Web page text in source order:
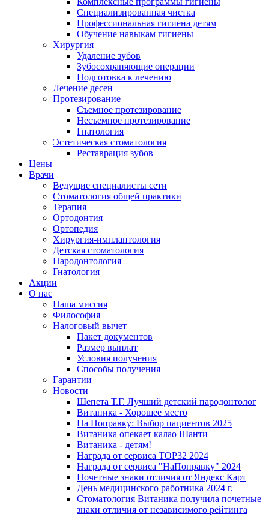
Специализированная чистка
Профессиональная гигиена детям
Обучение навыкам гигиены
Хирургия
Удаление зубов
Зубосохраняющие операции
Подготовка к лечению
Лечение десен
Протезирование
Съемное протезирование
Несъемное протезирование
Гнатология
Эстетическая стоматология
Реставрация зубов
Цены
Врачи
Ведущие специалисты сети
Стоматология общей практики
Терапия
Ортодонтия
Ортопедия
Хирургия-имплантология
Детская стоматология
Пародонтология
Гнатология
Акции
О нас
Наша миссия
Философия
Налоговый вычет
Пакет документов
Размер выплат
Условия получения
Способы получения
Гарантии
Новости
Шепета Т.Г. Лучший детский пародонтолог
Витаника - Хорошее место
На Поправку: Выбор пациентов 2025
Витаника опекает калао Шанти
Витаника - детям!
Награда от сервиса TOP32 2024
Награда от сервиса "НаПоправку" 2024
Почетные знаки отличия от Яндекс Карт
День медицинского работника 2024 г.
Стоматология Витаника получила почетные
знаки отличия от независимого рейтинга